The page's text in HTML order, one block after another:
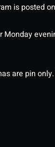
is posted
Monday
are pin